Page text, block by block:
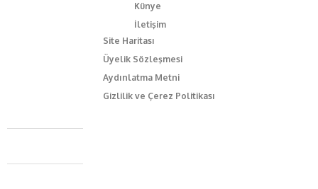
Künye
İletişim
Site Haritası
Üyelik Sözleşmesi
Aydınlatma Metni
Gizlilik ve Çerez Politikası
Caferağa Mah. Dr. Şakir Paşa Sok. No3/A Kadıköy İstanbul
+90 543 345 46 00